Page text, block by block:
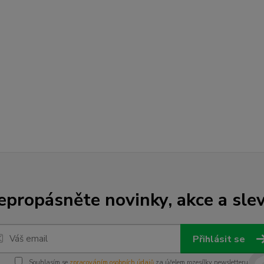
novinky, akce a
Přihlásit se